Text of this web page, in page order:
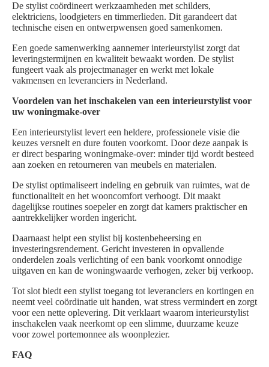
De stylist coördineert werkzaamheden met schilders,
elektriciens, loodgieters en timmerlieden. Dit garandeert dat
technische eisen en ontwerpwensen goed samenkomen.
Een goede samenwerking aannemer interieurstylist zorgt dat
leveringstermijnen en kwaliteit bewaakt worden. De stylist
fungeert vaak als projectmanager en werkt met lokale
vakmensen en leveranciers in Nederland.
Voordelen van het inschakelen van een interieurstylist voor
uw woningmake-over
Een interieurstylist levert een heldere, professionele visie die
keuzes versnelt en dure fouten voorkomt. Door deze aanpak is
er direct besparing woningmake-over: minder tijd wordt besteed
aan zoeken en retourneren van meubels en materialen.
De stylist optimaliseert indeling en gebruik van ruimtes, wat de
functionaliteit en het wooncomfort verhoogt. Dit maakt
dagelijkse routines soepeler en zorgt dat kamers praktischer en
aantrekkelijker worden ingericht.
Daarnaast helpt een stylist bij kostenbeheersing en
investeringsrendement. Gericht investeren in opvallende
onderdelen zoals verlichting of een bank voorkomt onnodige
uitgaven en kan de woningwaarde verhogen, zeker bij verkoop.
Tot slot biedt een stylist toegang tot leveranciers en kortingen en
neemt veel coördinatie uit handen, wat stress vermindert en zorgt
voor een nette oplevering. Dit verklaart waarom interieurstylist
inschakelen vaak neerkomt op een slimme, duurzame keuze
voor zowel portemonnee als woonplezier.
FAQ